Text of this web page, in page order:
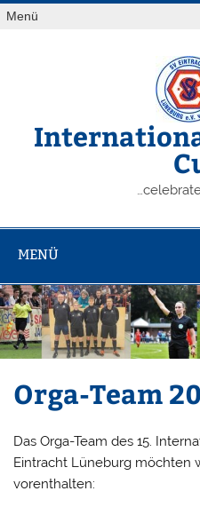
Zum
Inhalt
Menü
MENÜ
Orga-Team
Das Orga-Team des 15.
Eintracht Lüneburg möchten
vorenthalten: